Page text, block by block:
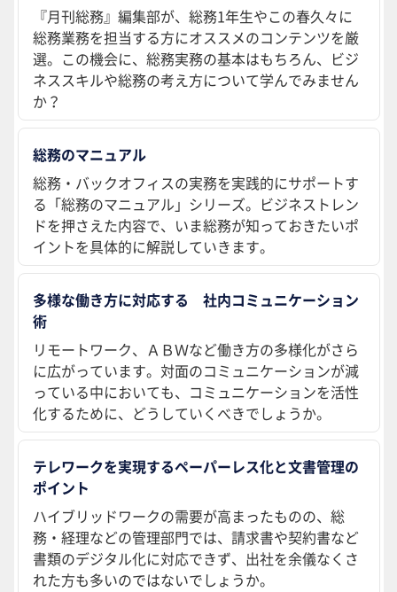
『月刊総務』編集部が、総務1年生やこの春久々に
総務業務を担当する方にオススメのコンテンツを厳
選。この機会に、総務実務の基本はもちろん、ビジ
ネススキルや総務の考え方について学んでみません
か？
総務のマニュアル
総務・バックオフィスの実務を実践的にサポートす
る「総務のマニュアル」シリーズ。ビジネストレン
ドを押さえた内容で、いま総務が知っておきたいポ
イントを具体的に解説していきます。
多様な働き方に対応する 社内コミュニケーション
術
リモートワーク、ＡＢＷなど働き方の多様化がさら
に広がっています。対面のコミュニケーションが減
っている中においても、コミュニケーションを活性
化するために、どうしていくべきでしょうか。
テレワークを実現するペーパーレス化と文書管理の
ポイント
ハイブリッドワークの需要が高まったものの、総
務・経理などの管理部門では、請求書や契約書など
書類のデジタル化に対応できず、出社を余儀なくさ
れた方も多いのではないでしょうか。